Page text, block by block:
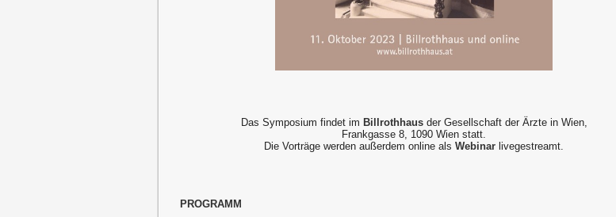
Das Symposium findet im Billrothhausder Gesellschaft der Ärzte in Wien,
Frankgasse 8, 1090 Wien statt.
Die Vorträge werden außerdem online als Webinar livegestreamt.
PROGRAMM